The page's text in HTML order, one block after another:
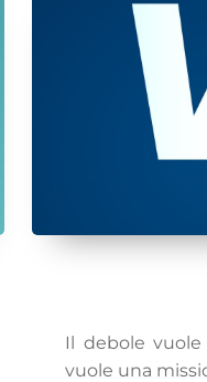
Il debole
vuole una